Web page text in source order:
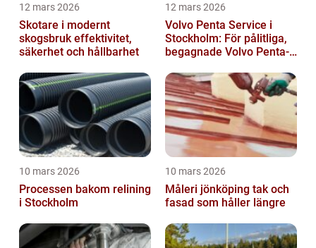
12 mars 2026
Skotare i modernt
skogsbruk effektivitet,
säkerhet och hållbarhet
12 mars 2026
Volvo Penta Service i
Stockholm: För pålitliga,
begagnade Volvo Penta-
10 mars 2026
Processen bakom relining
i Stockholm
10 mars 2026
Måleri jönköping tak och
fasad som håller längre